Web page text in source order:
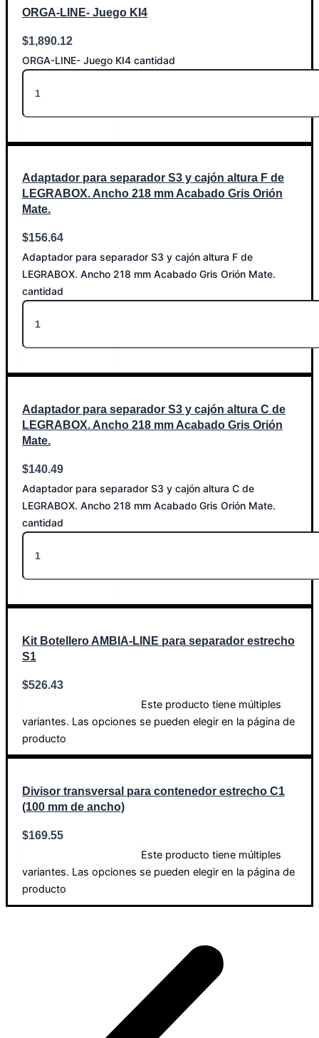
ORGA-LINE- Juego KI4
$1,890.12
ORGA-LINE- Juego KI4 cantidad
Adaptador para separador S3 y cajón altura F de
LEGRABOX. Ancho 218 mm Acabado Gris Orión
Mate.
$156.64
Adaptador para separador S3 y cajón altura F de
LEGRABOX. Ancho 218 mm Acabado Gris Orión Mate.
cantidad
Adaptador para separador S3 y cajón altura C de
LEGRABOX. Ancho 218 mm Acabado Gris Orión
Mate.
$140.49
Adaptador para separador S3 y cajón altura C de
LEGRABOX. Ancho 218 mm Acabado Gris Orión Mate.
cantidad
Kit Botellero AMBIA-LINE para separador estrecho
S1
$526.43
Este producto tiene múltiples
variantes. Las opciones se pueden elegir en la página de
producto
Divisor transversal para contenedor estrecho C1
(100 mm de ancho)
$169.55
Este producto tiene múltiples
variantes. Las opciones se pueden elegir en la página de
producto